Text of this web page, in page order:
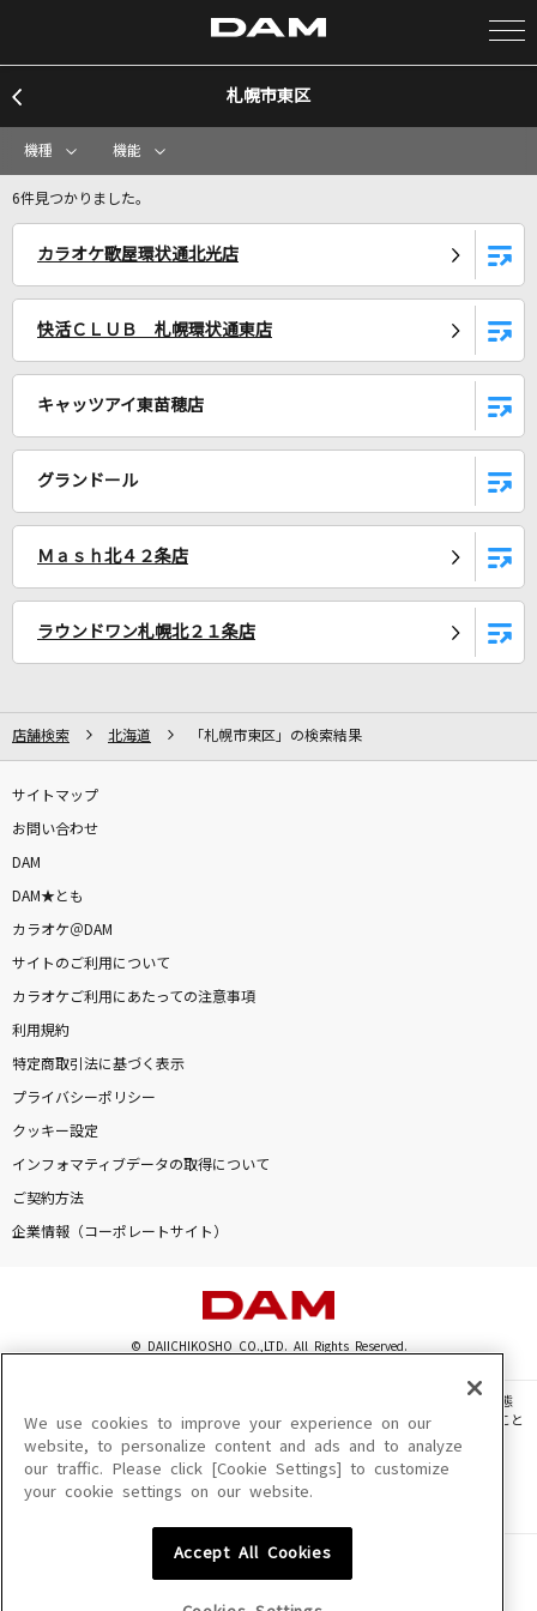
カラオケ検索
リアルタイムで歌われている曲の一覧
アイシティ
ゴミ人間、俺
ヤングスキニー
青のすみか
[生音]ハッピーエンド
back number
旅路
藤井 風
[生音]はまぐりボンバー
矢島美容室
[生音]THE HERO !! ～怒れる拳に火をつけろ～
(JAM Project 15th Anniversary Premium LIV
好きすぎて滅！
もっと見る
DAMの新曲・ランキングなど
札幌市東区
機種 機能
6件見つかりました。
カラオケ歌屋環状通北光店
快活ＣＬＵＢ 札幌環状通東店
キャッツアイ東苗穂店
グランドール
Ｍａｓｈ北４２条店
ラウンドワン札幌北２１条店
店舗検索 北海道 「札幌市東区」の検索結果
サイトマップ
お問い合わせ
DAM
DAM★とも
カラオケ＠DAM
サイトのご利用について
カラオケご利用にあたっての注意事項
利用規約
特定商取引法に基づく表示
プライバシーポリシー
クッキー設定
インフォマティブデータの取得について
ご契約方法
企業情報（コーポレートサイト）
© DAIICHIKOSHO CO.,LTD. All Rights Reserved.
このサイトに掲載されている一切の文章・画像・写真・動画・音声等を、手段や形態
を問わず、著作権法の定める範囲を超えて無断で複製、転載、ファイル化などすること
を禁じます。
楽曲及びコンテンツは、機種によりご利用いただけない場合があります。
楽曲及びコンテンツの配信日、配信内容が変更になる場合があります。
We use cookies to improve your experience on our
website, to personalize content and ads and to analyze
our traffic. Please click [Cookie Settings] to customize
your cookie settings on our website.
Accept All Cookies